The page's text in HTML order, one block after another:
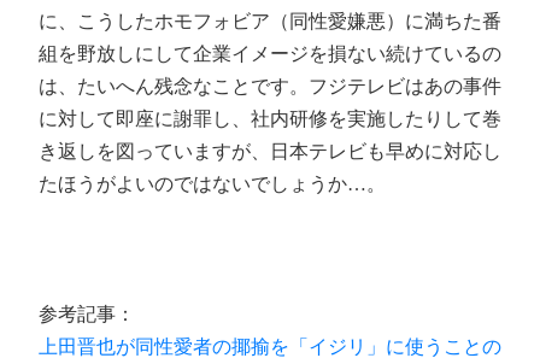
に、こうしたホモフォビア（同性愛嫌悪）に満ちた番
組を野放しにして企業イメージを損ない続けているの
は、たいへん残念なことです。フジテレビはあの事件
に対して即座に謝罪し、社内研修を実施したりして巻
き返しを図っていますが、日本テレビも早めに対応し
たほうがよいのではないでしょうか…。
参考記事：
上田晋也が同性愛者の揶揄を「イジリ」に使うことの